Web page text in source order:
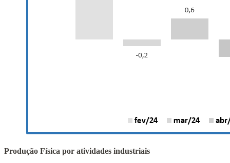
Produção Física por atividades industriais